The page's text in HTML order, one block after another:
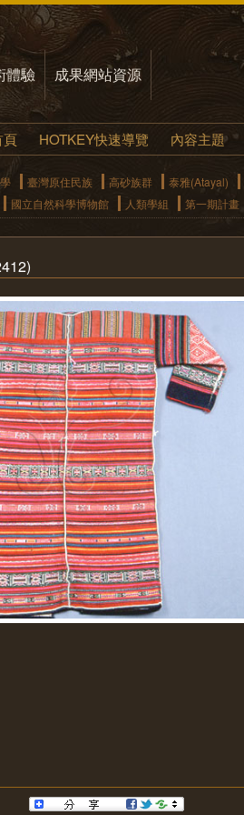
體驗 成果網站資源
HOTKEY快速導覽 內容主題
臺灣原住民族 高砂族群 泰雅(Atayal)
國立自然科學博物館
人類學組 第一期計畫